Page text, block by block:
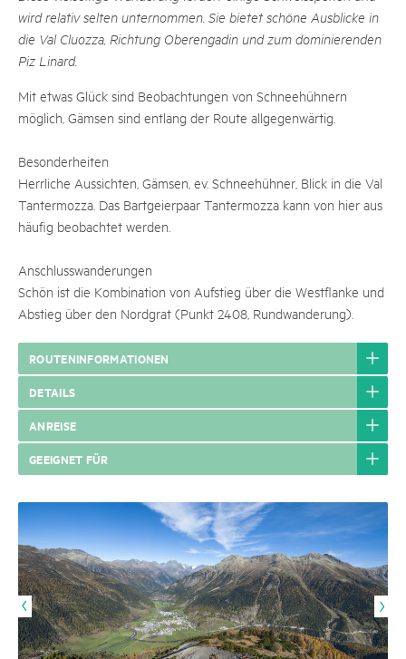
wird relativ selten unternommen. Sie bietet schöne Ausblicke in
die Val Cluozza, Richtung Oberengadin und zum dominierenden
Piz Linard.
Mit etwas Glück sind Beobachtungen von Schneehühnern
möglich, Gämsen sind entlang der Route allgegenwärtig.
Besonderheiten
Herrliche Aussichten, Gämsen, ev. Schneehühner, Blick in die Val
Tantermozza. Das Bartgeierpaar Tantermozza kann von hier aus
häufig beobachtet werden.
Anschlusswanderungen
Schön ist die Kombination von Aufstieg über die Westflanke und
Abstieg über den Nordgrat (Punkt 2408, Rundwanderung).
ROUTENINFORMATIONEN
DETAILS
ANREISE
GEEIGNET FÜR